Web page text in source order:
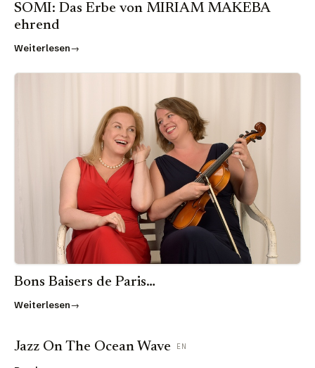
SOMI: Das Erbe von MIRIAM MAKEBA
ehrend
Weiterlesen
Bons Baisers de Paris…
Weiterlesen
Jazz On The Ocean Wave EN